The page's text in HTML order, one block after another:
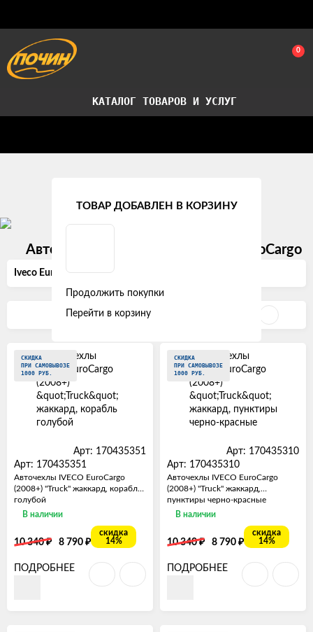
0
КАТАЛОГ ТОВАРОВ И УСЛУГ
Автомобильные чехлы на Iveco EuroCargo
Iveco EuroCargo (2008 +)
Фильтр
СКИДКА
ПРИ САМОВЫВОЗЕ
1000 РУБ.
Арт: 170435351
Арт: 170435351
Авточехлы IVECO EuroCargo
(2008+) "Truck" жаккард, корабль
голубой
В наличии
10 340₽ 8 790 ₽
скидка
14%
ПОДРОБНЕЕ
СКИДКА
ПРИ САМОВЫВОЗЕ
1000 РУБ.
Арт: 170435310
Арт: 170435310
Авточехлы IVECO EuroCargo
(2008+) "Truck" жаккард,
пунктиры черно-красные
В наличии
10 340₽ 8 790 ₽
скидка
14%
ПОДРОБНЕЕ
ТОВАР ДОБАВЛЕН В КОРЗИНУ
Продолжить покупки
Перейти в корзину